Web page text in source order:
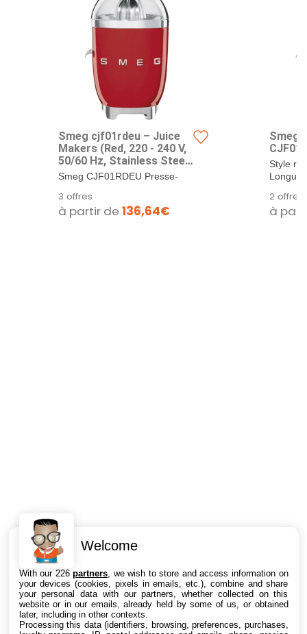
Smeg cjf01rdeu – Juice
Makers (Red, 220 ‐ 240 V,
50/60 Hz, Stainless Steel,
aluminium, Plastic)
Smeg CJF01RDEU Presse-
l'élégance et la...
3 offres
à partir de 136,64€
Smeg
Style
2 offres
à
Intéressant ? Partagez !
Welcome
With our 226partners , we wish to store and access information on
your devices (cookies, pixels in emails, etc.), combine and share
your personal data with our partners, whether collected on this
website or in our emails, already held by some of us, or obtained
later, including in other contexts.
Processing this data (identifiers, browsing, preferences, purchases,